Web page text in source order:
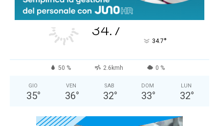
Cielo Sereno
34.7
34.7°
34.7°
50 % 2.6kmh 0 %
GIO
35°
VEN
36°
SAB
32°
DOM
33°
LUN
32°